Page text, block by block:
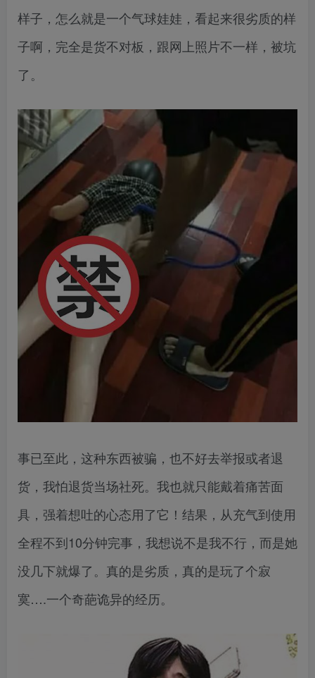
样子，怎么就是一个气球娃娃，看起来很劣质的样
子啊，完全是货不对板，跟网上照片不一样，被坑
了。
事已至此，这种东西被骗，也不好去举报或者退
货，我怕退货当场社死。我也就只能戴着痛苦面
具，强着想吐的心态用了它！结果，从充气到使用
全程不到10分钟完事，我想说不是我不行，而是她
没几下就爆了。真的是劣质，真的是玩了个寂
寞….一个奇葩诡异的经历。